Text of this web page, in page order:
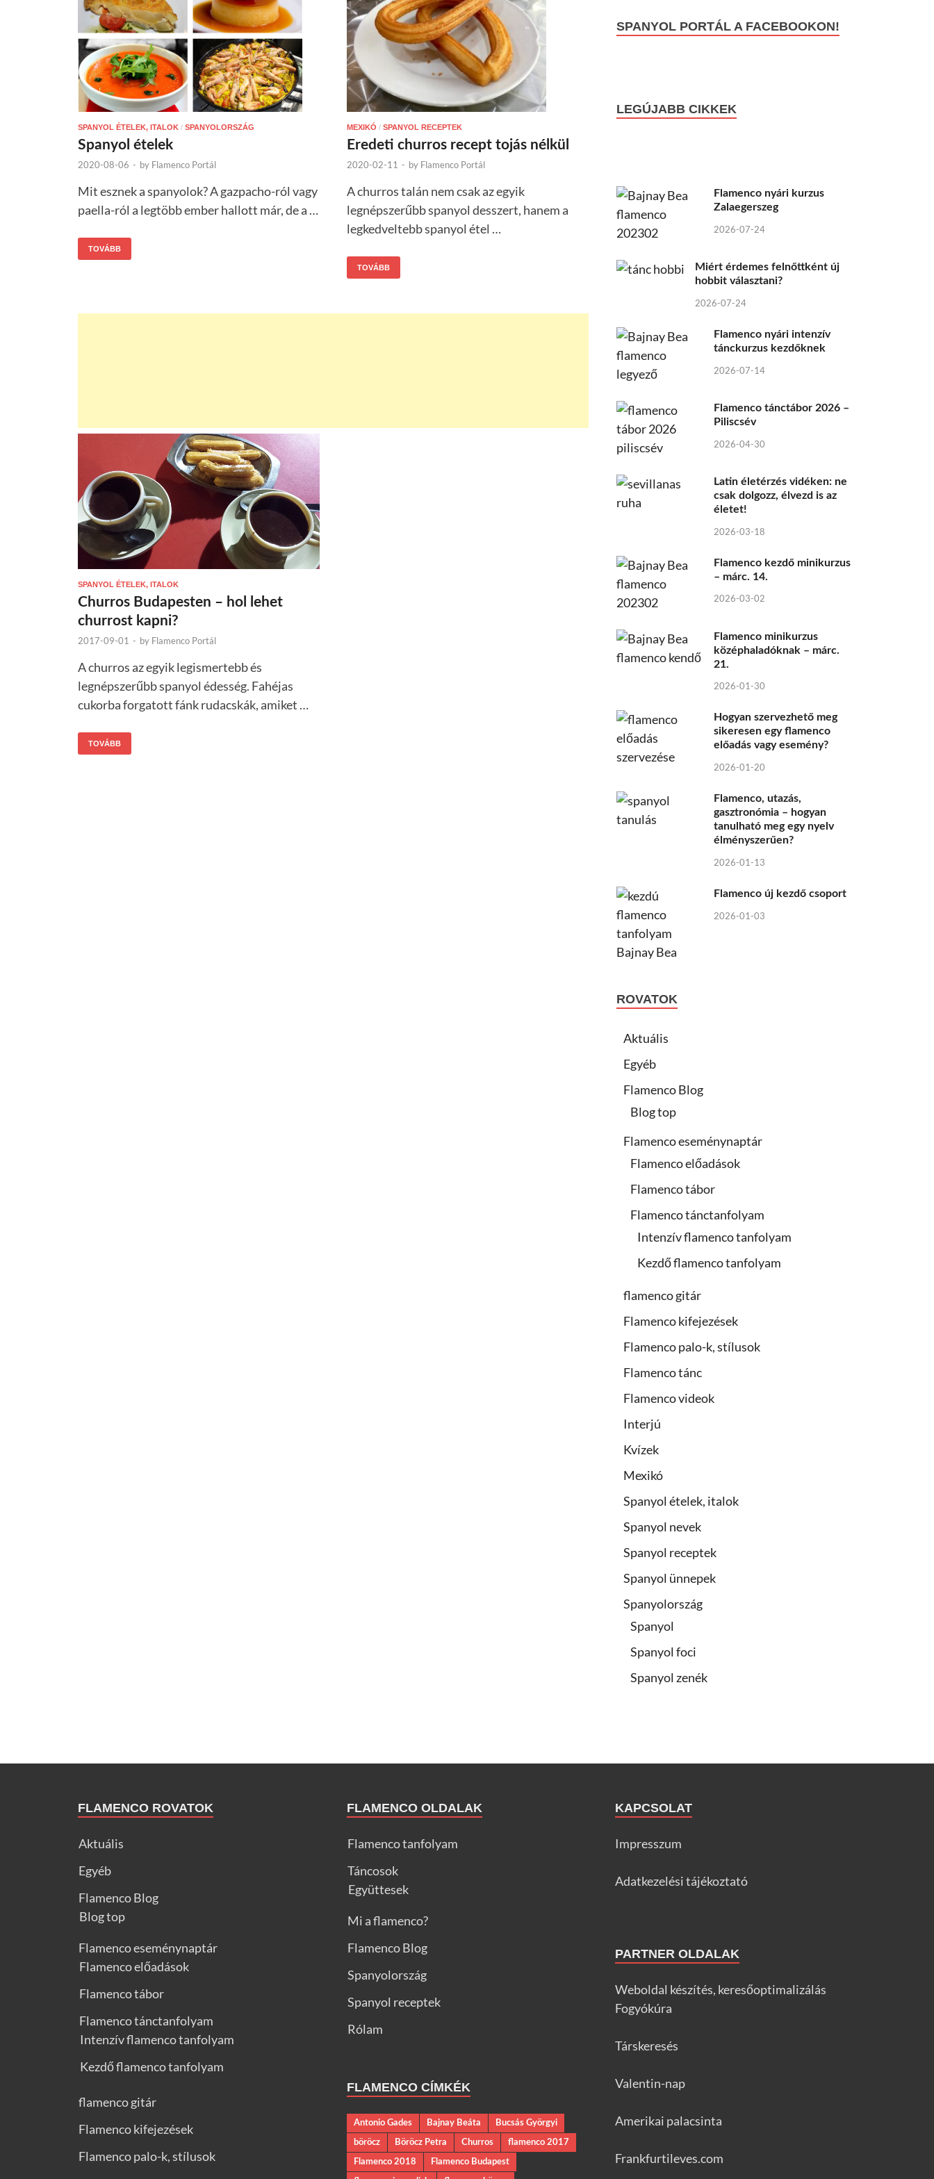
SPANYOL ÉTELEK, ITALOK / SPANYOLORSZÁG
Spanyol ételek
2020-08-06 - by Flamenco Portál
Mit esznek a spanyolok? A gazpacho-ról vagy
paella-ról a legtöbb ember hallott már, de a …
TOVÁBB
MEXIKÓ / SPANYOL RECEPTEK
Eredeti churros recept tojás nélkül
2020-02-11 - by Flamenco Portál
A churros talán nem csak az egyik
legnépszerűbb spanyol desszert, hanem a
legkedveltebb spanyol étel …
TOVÁBB
SPANYOL ÉTELEK, ITALOK
Churros Budapesten – hol lehet
churrost kapni?
2017-09-01 - by Flamenco Portál
A churros az egyik legismertebb és
legnépszerűbb spanyol édesség. Fahéjas
cukorba forgatott fánk rudacskák, amiket …
TOVÁBB
SPANYOL PORTÁL A FACEBOOKON!
LEGÚJABB CIKKEK
Flamenco nyári kurzus
Zalaegerszeg
2026-07-24
Miért érdemes felnőttként új
hobbit választani?
2026-07-24
Flamenco nyári intenzív
tánckurzus kezdőknek
2026-07-14
Flamenco tánctábor 2026 –
Piliscsév
2026-04-30
Latin életérzés vidéken: ne
csak dolgozz, élvezd is az
életet!
2026-03-18
Flamenco kezdő minikurzus
– márc. 14.
2026-03-02
Flamenco minikurzus
középhaladóknak – márc.
21.
2026-01-30
Hogyan szervezhető meg
sikeresen egy flamenco
előadás vagy esemény?
2026-01-20
Flamenco, utazás,
gasztronómia – hogyan
tanulható meg egy nyelv
élményszerűen?
2026-01-13
Flamenco új kezdő csoport
2026-01-03
ROVATOK
Aktuális
Egyéb
Flamenco Blog
Blog top
Flamenco eseménynaptár
Flamenco előadások
Flamenco tábor
Flamenco tánctanfolyam
Intenzív flamenco tanfolyam
Kezdő flamenco tanfolyam
flamenco gitár
Flamenco kifejezések
Flamenco palo-k, stílusok
Flamenco tánc
Flamenco videok
Interjú
Kvízek
Mexikó
Spanyol ételek, italok
Spanyol nevek
Spanyol receptek
Spanyol ünnepek
Spanyolország
Spanyol
Spanyol foci
Spanyol zenék
FLAMENCO ROVATOK
Aktuális
Egyéb
Flamenco Blog
Blog top
Flamenco eseménynaptár
Flamenco előadások
Flamenco tábor
Flamenco tánctanfolyam
Intenzív flamenco tanfolyam
Kezdő flamenco tanfolyam
flamenco gitár
Flamenco kifejezések
Flamenco palo-k, stílusok
FLAMENCO OLDALAK
Flamenco tanfolyam
Táncosok
Együttesek
Mi a flamenco?
Flamenco Blog
Spanyolország
Spanyol receptek
Rólam
FLAMENCO CÍMKÉK
Antonio Gades Bajnay Beáta
Bucsás Györgyi
böröcz
Böröcz Petra Churros
flamenco 2017
Flamenco 2018
Flamenco Budapest
KAPCSOLAT
Impresszum
Adatkezelési tájékoztató
PARTNER OLDALAK
Weboldal készítés, keresőoptimalizálás
Fogyókúra
Társkeresés
Valentin-nap
Amerikai palacsinta
Frankfurtileves.com